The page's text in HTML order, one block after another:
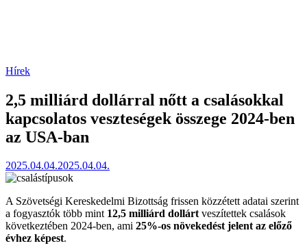
Posted
Hírek
2,5 milliárd dollárral nőtt a csalásokkal
kapcsolatos veszteségek összege 2024-ben
az USA-ban
2025.04.04.2025.04.04.
A Szövetségi Kereskedelmi Bizottság frissen közzétett adatai szerint
a fogyasztók több mint 12,5 milliárd dollártveszítettek csalások
következtében 2024-ben, ami 25%-os növekedést jelent az előző
évhez képest.